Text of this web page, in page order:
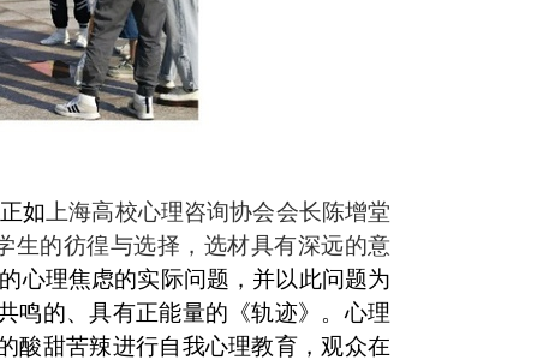
如 上海高校心理咨询协会会长陈增堂
生的彷徨与选择，选材具有深远的意
心理焦虑的实际问题，并以此问题为
鸣的、具有正能量的《轨迹》。心理
酸甜苦辣进行自我心理教育，观众在